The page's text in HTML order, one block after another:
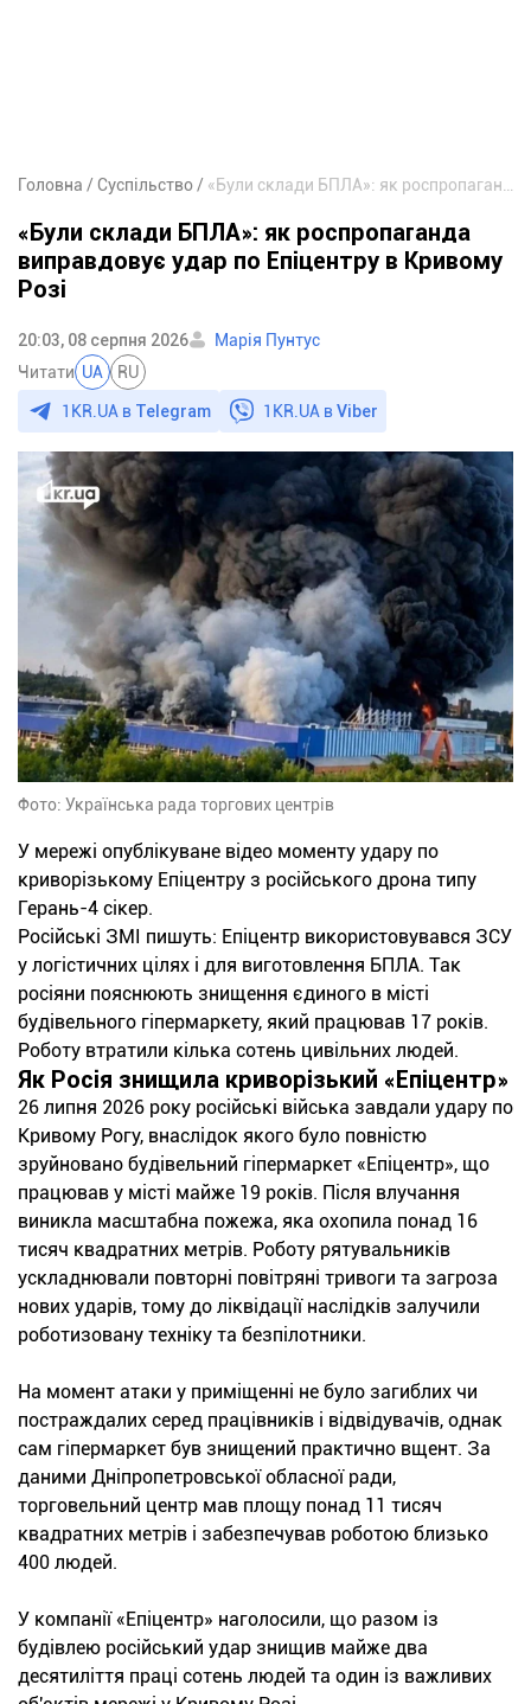
Головна Суспільство
«Були склади БПЛА»: як роспропаганда
виправдовує удар по Епіцентру в Кривому
Розі
20:03, 08 серпня 2026
Марія Пунтус
Читати UA RU
1KR.UA в Telegram 1KR.UA вViber
Фото: Українська рада торгових центрів
У мережі опублікуване відео моменту удару по
криворізькому Епіцентру з російського дрона типу
Герань-4 сікер.
Російські ЗМІ пишуть: Епіцентр використовувався ЗСУ
у логістичних цілях і для виготовлення БПЛА. Так
росіяни пояснюють знищення єдиного в місті
будівельного гіпермаркету, який працював 17 років.
Роботу втратили кілька сотень цивільних людей.
Як Росія знищила криворізький «Епіцентр»
26 липня 2026 року російські війська завдали удару по
Кривому Рогу, внаслідок якого було повністю
зруйновано будівельний гіпермаркет «Епіцентр», що
працював у місті майже 19 років. Після влучання
виникла масштабна пожежа, яка охопила понад 16
тисяч квадратних метрів. Роботу рятувальників
ускладнювали повторні повітряні тривоги та загроза
нових ударів, тому до ліквідації наслідків залучили
роботизовану техніку та безпілотники.
На момент атаки у приміщенні не було загиблих чи
постраждалих серед працівників і відвідувачів, однак
сам гіпермаркет був знищений практично вщент. За
даними Дніпропетровської обласної ради,
торговельний центр мав площу понад 11 тисяч
квадратних метрів і забезпечував роботою близько
400 людей.
У компанії «Епіцентр» наголосили, що разом із
будівлею російський удар знищив майже два
десятиліття праці сотень людей та один із важливих